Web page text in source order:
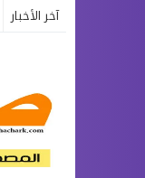
آخر الأخبار